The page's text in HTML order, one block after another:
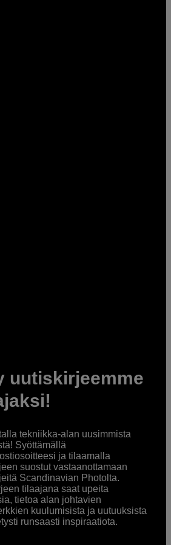
uutiskirjeemme
tekniikka-alan uusimmista
Syöttämällä
ja tilaamalla
suostut vastaanottamaan
Scandinavian Photolta.
tilaajana saat upeita
tietoa alan johtavien
kuulumisista ja uutuuksista
runsaasti inspiraatiota.